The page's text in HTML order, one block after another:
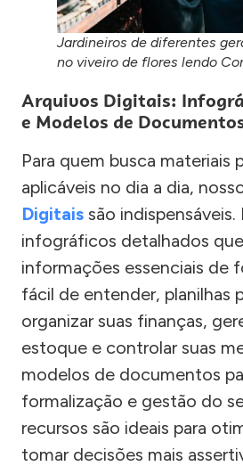
Jardineiros de diferentes
no viveiro de flores lendo
Arquivos Digitais:
e Modelos de
Para quem busca materiais
aplicáveis no dia a dia,
Digitais são
infográficos detalhados
informações essenciais de
fácil de entender, planilhas
organizar suas finanças,
estoque e controlar suas
modelos de documentos
formalização e gestão do
recursos são ideais para
tomar decisões mais